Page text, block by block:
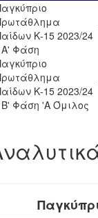
Κ-15 2023/24
Φάση
Κ-15 2023/24
Φάση 'Α Όμιλος